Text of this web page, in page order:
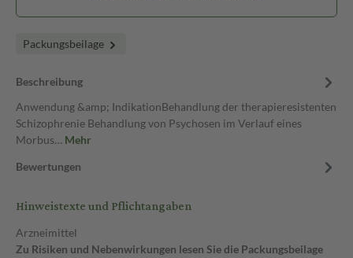
Packungsbeilage
Beschreibung
Anwendung &amp; IndikationBehandlung der therapieresistenten
Schizophrenie Behandlung von Psychosen im Verlauf eines
Morbus… Mehr
Bewertungen
Hinweistexte und Pflichtangaben
Arzneimittel
Zu Risiken und Nebenwirkungen lesen Sie die Packungsbeilage